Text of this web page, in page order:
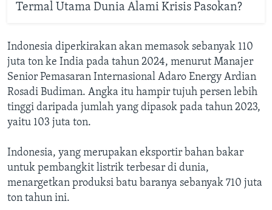
Termal Utama Dunia Alami Krisis Pasokan?
Indonesia diperkirakan akan memasok sebanyak 110
juta ton ke India pada tahun 2024, menurut Manajer
Senior Pemasaran Internasional Adaro Energy Ardian
Rosadi Budiman. Angka itu hampir tujuh persen lebih
tinggi daripada jumlah yang dipasok pada tahun 2023,
yaitu 103 juta ton.
Indonesia, yang merupakan eksportir bahan bakar
untuk pembangkit listrik terbesar di dunia,
menargetkan produksi batu baranya sebanyak 710 juta
ton tahun ini.